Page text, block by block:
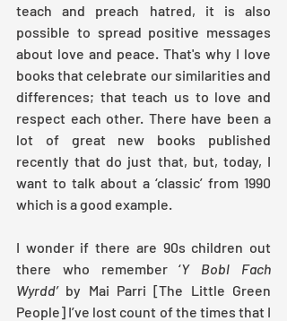
teach and preach hatred, it is also
possible to spread positive messages
about love and peace. That's why I love
books that celebrate our similarities and
differences; that teach us to love and
respect each other. There have been a
lot of great new books published
recently that do just that, but, today, I
want to talk about a ‘classic’ from 1990
which is a good example.
I wonder if there are 90s children out
there who remember ‘Y Bobl Fach
Wyrdd’ by Mai Parri [The Little Green
People] I’ve lost count of the times that I